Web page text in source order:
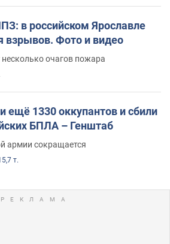
в российском Ярославле
взрывов. Фото и видео
очагов пожара
ещё 1330 оккупантов и сбили
БПЛА – Генштаб
армии сокращается
т.